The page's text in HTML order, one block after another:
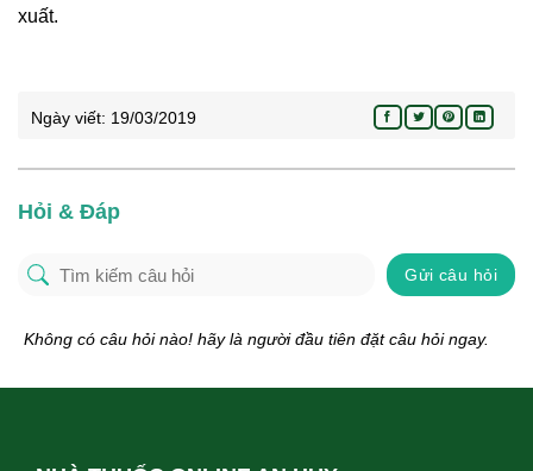
xuất.
Ngày viết: 19/03/2019
Hỏi & Đáp
Gửi câu hỏi
Không có câu hỏi nào! hãy là người đầu tiên đặt câu hỏi ngay.